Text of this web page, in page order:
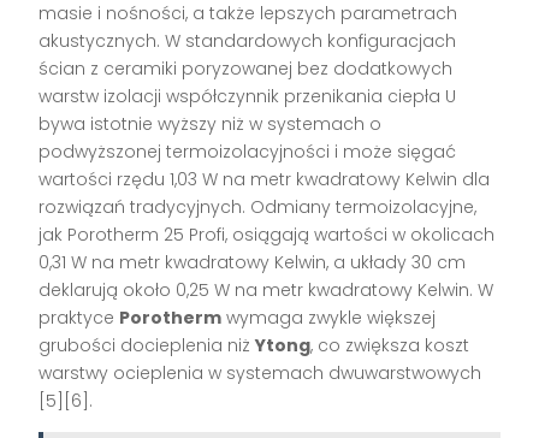
masie i nośności, a także lepszych parametrach
akustycznych. W standardowych konfiguracjach
ścian z ceramiki poryzowanej bez dodatkowych
warstw izolacji współczynnik przenikania ciepła U
bywa istotnie wyższy niż w systemach o
podwyższonej termoizolacyjności i może sięgać
wartości rzędu 1,03 W na metr kwadratowy Kelwin dla
rozwiązań tradycyjnych. Odmiany termoizolacyjne,
jak Porotherm 25 Profi, osiągają wartości w okolicach
0,31 W na metr kwadratowy Kelwin, a układy 30 cm
deklarują około 0,25 W na metr kwadratowy Kelwin. W
praktyce Porotherm wymaga zwykle większej
grubości docieplenia niżYtong, co zwiększa koszt
warstwy ocieplenia w systemach dwuwarstwowych
[5][6].